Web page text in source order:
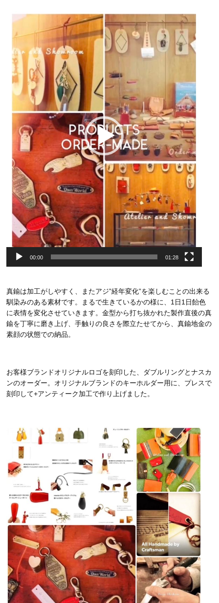
画
ー
ヤ
ー
00:00 01:28
真鍮は加工がしやすく、またアジ”経年変化”を楽しむことの出来る
馴染みのある素材です。まるで生きているかの様に、1日1日飴色
に表情を変化させていきます。金型から打ち抜かれた製作直後の真
鍮を丁寧に磨き上げ、手触りの良さを際立たせてから、真鍮地金の
素顔の状態での納品。
お客様ブランドオリジナルロゴを刻印した、ダブルリングとナスカ
ンのオーダー。オリジナルブランドのキーホルダー用に、プレスで
刻印して+アンティーク加工で作り上げました。